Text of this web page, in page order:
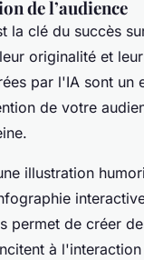
de l’audience
la clé du succès
originalité et
par l'IA sont un
de votre
illustration
permet de créer
à